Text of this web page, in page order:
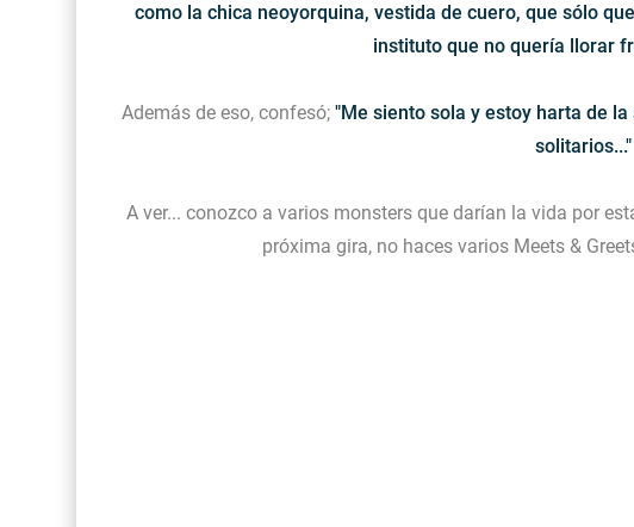
como la chica neoyorquina, vestida de cuero, que sólo
instituto que no quería llorar
Además de eso, confesó; "Me siento sola y estoy harta de
solitarios..."
A ver... conozco a varios monsters que darían la vida por
próxima gira, no haces varios Meets &